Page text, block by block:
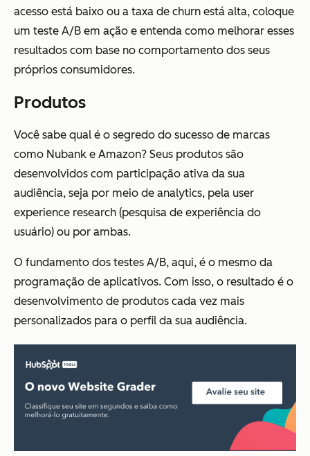
acesso está baixo ou a taxa de churn está alta, coloque
um teste A/B em ação e entenda como melhorar esses
resultados com base no comportamento dos seus
próprios consumidores.
Produtos
Você sabe qual é o segredo do sucesso de marcas
como Nubank e Amazon? Seus produtos são
desenvolvidos com participação ativa da sua
audiência, seja por meio de analytics, pela user
experience research (pesquisa de experiência do
usuário) ou por ambas.
O fundamento dos testes A/B, aqui, é o mesmo da
programação de aplicativos. Com isso, o resultado é o
desenvolvimento de produtos cada vez mais
personalizados para o perfil da sua audiência.